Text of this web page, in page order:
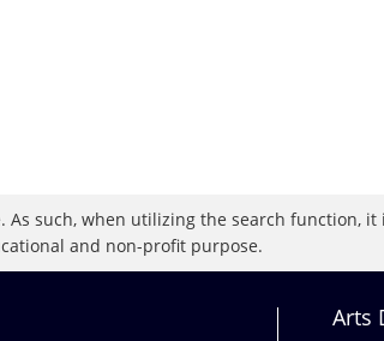
such, when utilizing the search function,
and non-profit purpose.
Arts